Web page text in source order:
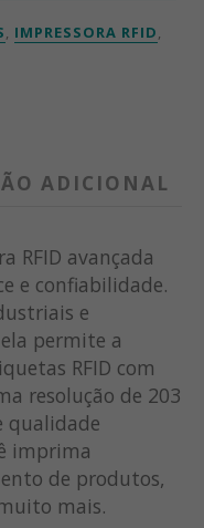
, IMPRESSORA RFID,
ADICIONAL
RFID avançada
e confiabilidade.
e
permite a
RFID com
resolução de 203
qualidade
imprima
de produtos,
mais.